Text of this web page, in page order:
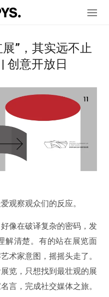
”，其实远不止
创意开放日
观察观众们的反应。
像在破译复杂的密码，发
解清楚。有的站在展览面
术家意图，摇摇头走了。
览，只想找到最壮观的展
言，完成社交媒体之旅。